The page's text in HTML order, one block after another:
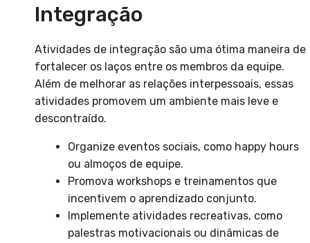
Integração
Atividades de integração são uma ótima maneira de
fortalecer os laços entre os membros da equipe.
Além de melhorar as relações interpessoais, essas
atividades promovem um ambiente mais leve e
descontraído.
Organize eventos sociais, como happy hours
ou almoços de equipe.
Promova workshops e treinamentos que
incentivem o aprendizado conjunto.
Implemente atividades recreativas, como
palestras motivacionais ou dinâmicas de